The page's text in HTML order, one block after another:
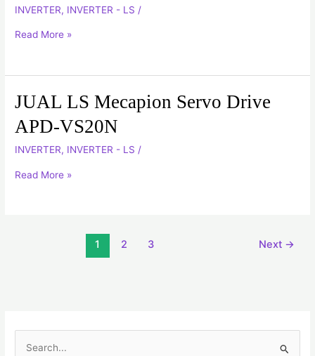
INVERTER, INVERTER - LS /
Servo
Drive
Read More »
JUAL LS Mecapion Servo Drive
APD-VS20N
INVERTER, INVERTER - LS /
JUAL
Mecapion
Servo
Read More »
1 2 3 Next →